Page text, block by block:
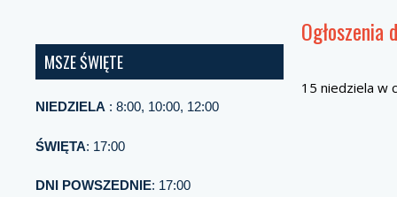
MSZE ŚWIĘTE
NIEDZIELA : 8:00, 10:00, 12:00
ŚWIĘTA: 17:00
DNI POWSZEDNIE: 17:00
15 niedziela w